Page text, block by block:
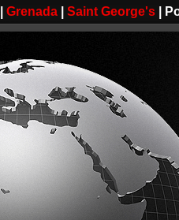
Grenada| Saint George's|